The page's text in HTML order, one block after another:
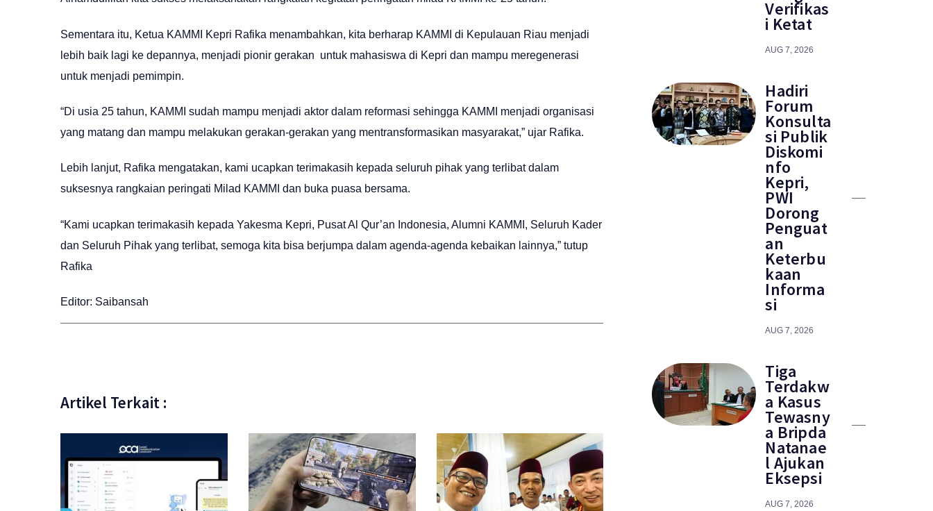
Sementara itu, Ketua KAMMI Kepri Rafika menambahkan, kita berharap KAMMI di Kepulauan Riau menjadi
lebih baik lagi ke depannya, menjadi pionir gerakan untuk mahasiswa di Kepri dan mampu meregenerasi
untuk menjadi pemimpin.
“Di usia 25 tahun, KAMMI sudah mampu menjadi aktor dalam reformasi sehingga KAMMI menjadi organisasi
yang matang dan mampu melakukan gerakan-gerakan yang mentransformasikan masyarakat,” ujar Rafika.
Lebih lanjut, Rafika mengatakan, kami ucapkan terimakasih kepada seluruh pihak yang terlibat dalam
suksesnya rangkaian peringati Milad KAMMI dan buka puasa bersama.
“Kami ucapkan terimakasih kepada Yakesma Kepri, Pusat Al Qur’an Indonesia, Alumni KAMMI, Seluruh Kader
dan Seluruh Pihak yang terlibat, semoga kita bisa berjumpa dalam agenda-agenda kebaikan lainnya,” tutup
Rafika
Editor: Saibansah
Artikel Terkait :
Verifikas
i Ketat
AUG 7, 2026
Hadiri
Forum
Konsulta
si Publik
Diskomi
nfo
Kepri,
PWI
Dorong
Penguat
an
Keterbu
kaan
Informa
si
AUG 7, 2026
Tiga
Terdakw
a Kasus
Tewasny
a Bripda
Natanae
l Ajukan
Eksepsi
AUG 7, 2026